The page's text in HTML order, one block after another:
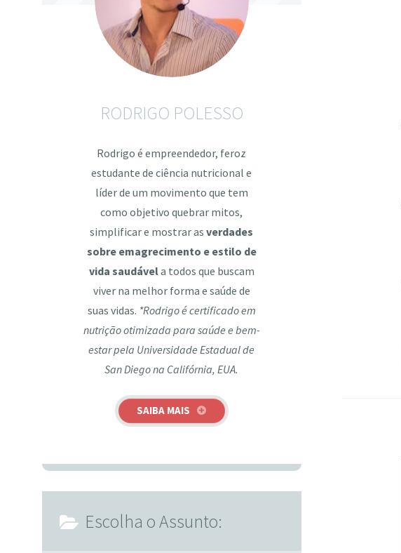
RODRIGO POLESSO
Rodrigo é empreendedor, feroz
estudante de ciência nutricional e
líder de um movimento que tem
como objetivo quebrar mitos,
simplificar e mostrar asverdades
sobre emagrecimento e estilo de
vida saudávela todos que buscam
viver na melhor forma e saúde de
suas vidas. *Rodrigo é certificado em
nutrição otimizada para saúde e bem-
estar pela Universidade Estadual de
San Diego na Califórnia, EUA.
SAIBA MAIS
Escolha o Assunto: